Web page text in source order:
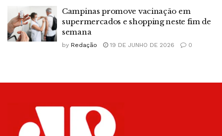
Campinas promove vacinação em
supermercados e shopping neste fim de
semana
by Redação 19 DE JUNHO DE 2026 0